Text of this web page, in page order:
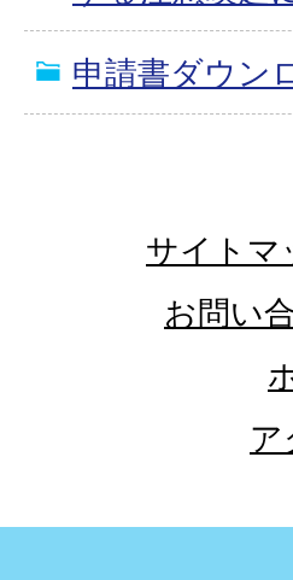
申請書ダウン
サイトマ
お問い
ア